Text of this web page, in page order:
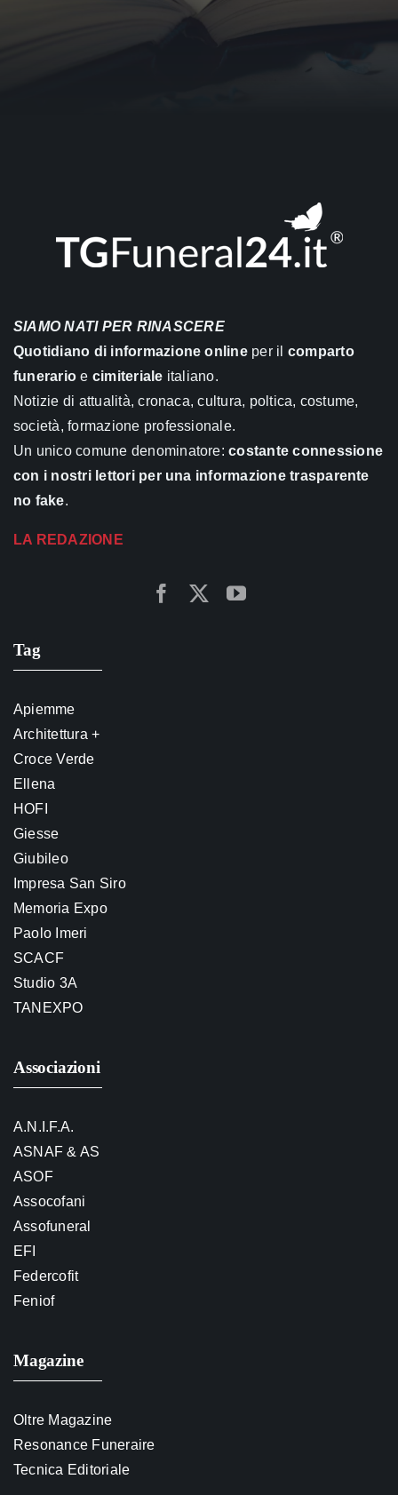
SIAMO NATI PER RINASCERE
Quotidiano di informazione onlineper il comparto
funerario e cimiteriale italiano.
Notizie di attualità, cronaca, cultura, poltica, costume,
società, formazione professionale.
Un unico comune denominatore:costante connessione
con i nostri lettori per una informazione trasparente
no fake.
LA REDAZIONE
Tag
Apiemme
Architettura +
Croce Verde
Ellena
HOFI
Giesse
Giubileo
Impresa San Siro
Memoria Expo
Paolo Imeri
SCACF
Studio 3A
TANEXPO
Associazioni
A.N.I.F.A.
ASNAF & AS
ASOF
Assocofani
Assofuneral
EFI
Federcofit
Feniof
Magazine
Oltre Magazine
Resonance Funeraire
Tecnica Editoriale